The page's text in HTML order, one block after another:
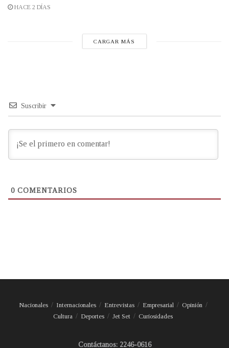
HACE 2 DÍAS
CARGAR MÁS
Suscribir
0 COMENTARIOS
Nacionales Internacionales Entrevistas Empresarial
Opinión
Cultura
Deportes Jet Set Curiosidades
Contáctanos: 2246-0616